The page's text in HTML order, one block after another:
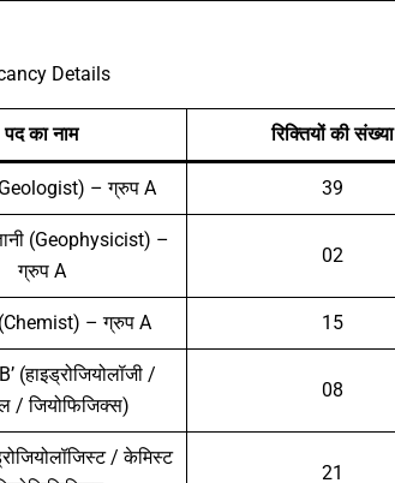
Details
पद का नाम रिक्तियों की संख्या
(Geologist) – ग्रुप A 39
(Geophysicist) –
ग्रुप A
02
(Chemist) – ग्रुप A 15
(हाइड्रोजियोलॉजी /
/ जियोफिजिक्स)
08
/ केमिस्ट
21